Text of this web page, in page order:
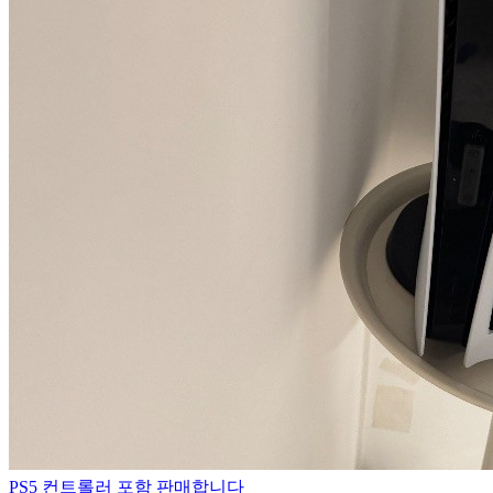
PS5 컨트롤러 포함 판매합니다